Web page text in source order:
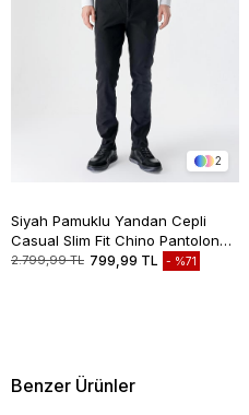
2
Siyah Pamuklu Yandan Cepli
Casual Slim Fit Chino Pantolon
1003235117
2.799,99 TL 799,99 TL %71
Benzer Ürünler